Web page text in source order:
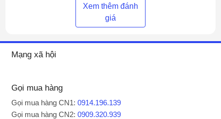
Xem thêm đánh
giá
Gọi mua hàng
Gọi mua hàng CN1:0914.196.139
Gọi mua hàng CN2:0909.320.939
Mạng xã hội